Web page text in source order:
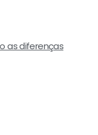
as diferenças